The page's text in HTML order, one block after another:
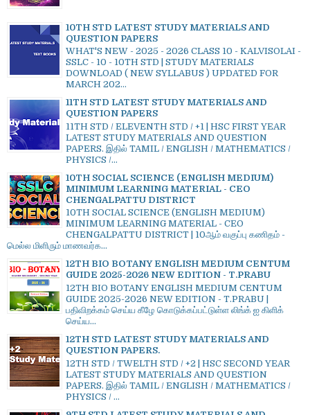
10TH STD LATEST STUDY MATERIALS AND
QUESTION PAPERS
WHAT'S NEW - 2025 - 2026 CLASS 10 - KALVISOLAI -
SSLC - 10 - 10TH STD | STUDY MATERIALS
DOWNLOAD ( NEW SYLLABUS ) UPDATED FOR
MARCH 202...
11TH STD LATEST STUDY MATERIALS AND
QUESTION PAPERS
11TH STD / ELEVENTH STD / +1 | HSC FIRST YEAR
LATEST STUDY MATERIALS AND QUESTION
PAPERS. இதில் TAMIL / ENGLISH / MATHEMATICS /
PHYSICS /...
10TH SOCIAL SCIENCE (ENGLISH MEDIUM)
MINIMUM LEARNING MATERIAL - CEO
CHENGALPATTU DISTRICT
10TH SOCIAL SCIENCE (ENGLISH MEDIUM)
MINIMUM LEARNING MATERIAL - CEO
CHENGALPATTU DISTRICT | 10ஆம் வகுப்பு கணிதம் -
மெல்ல மிளிரும் மாணவர்க...
12TH BIO BOTANY ENGLISH MEDIUM CENTUM
GUIDE 2025-2026 NEW EDITION - T.PRABU
12TH BIO BOTANY ENGLISH MEDIUM CENTUM
GUIDE 2025-2026 NEW EDITION - T.PRABU |
பதிவிறக்கம் செய்ய கீழே கொடுக்கப்பட்டுள்ள லிங்க் ஐ கிளிக்
செய்ய...
12TH STD LATEST STUDY MATERIALS AND
QUESTION PAPERS.
12TH STD / TWELTH STD / +2 | HSC SECOND YEAR
LATEST STUDY MATERIALS AND QUESTION
PAPERS. இதில் TAMIL / ENGLISH / MATHEMATICS /
PHYSICS / ...